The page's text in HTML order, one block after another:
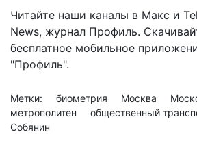
Читайте наши каналы в Макс и
News, журнал Профиль.
бесплатное мобильное
"Профиль".
Метки: биометрия Москва
метрополитен
общественный
Собянин